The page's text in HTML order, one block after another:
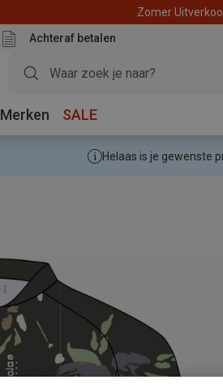
Zomer
Achteraf betalen
Merken SALE
Helaas is je gewenste